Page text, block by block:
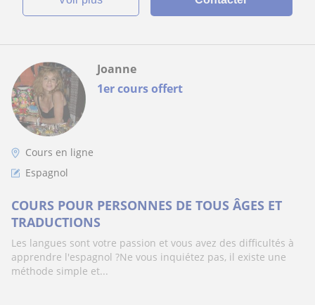
1er cours offert
Joanne
Cours en ligne
Espagnol
COURS POUR PERSONNES DE TOUS ÂGES ET
TRADUCTIONS
Les langues sont votre passion et vous avez des difficultés à
apprendre l'espagnol ?Ne vous inquiétez pas, il existe une
méthode simple et...